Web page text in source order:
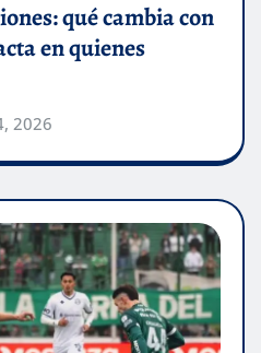
qué cambia con
en quienes
2026